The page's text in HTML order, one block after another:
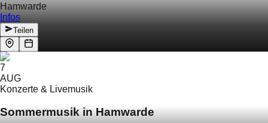
Hamwarde
Infos
Teilen
7
AUG
Konzerte & Livemusik
Sommermusik in Hamwarde